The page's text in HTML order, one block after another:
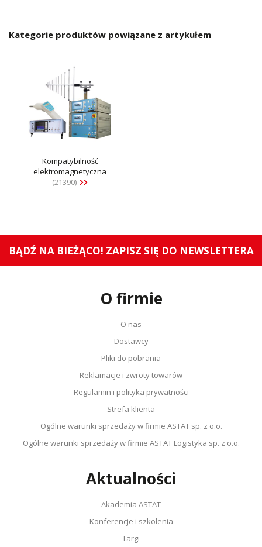
Kategorie produktów powiązane z artykułem
Kompatybilność
elektromagnetyczna
(21390)
BĄDŹ NA BIEŻĄCO! ZAPISZ SIĘ DO NEWSLETTERA
O firmie
O nas
Dostawcy
Pliki do pobrania
Reklamacje i zwroty towarów
Regulamin i polityka prywatności
Strefa klienta
Ogólne warunki sprzedaży w firmie ASTAT sp. z o.o.
Ogólne warunki sprzedaży w firmie ASTAT Logistyka sp. z o.o.
Aktualności
Akademia ASTAT
Konferencje i szkolenia
Targi